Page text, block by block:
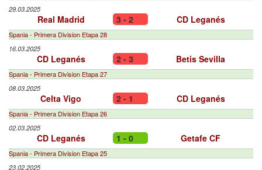
29.03.2025
Real Madrid 3 - 2 CD Leganés
Spania - Primera Division Etapa 28
16.03.2025
CD Leganés 2 - 3 Betis Sevilla
Spania - Primera Division Etapa 27
08.03.2025
Celta Vigo 2 - 1 CD Leganés
Spania - Primera Division Etapa 26
02.03.2025
CD Leganés 1 - 0 Getafe CF
Spania - Primera Division Etapa 25
23.02.2025